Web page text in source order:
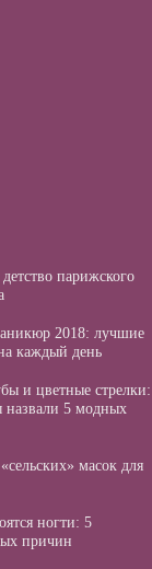
парижского
2018: лучшие
каждый день
и цветные стрелки:
назвали 5 модных
масок для
ногти: 5
причин